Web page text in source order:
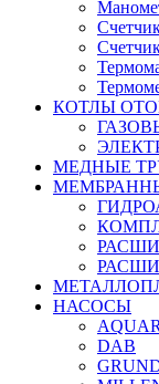
КОТЛЫ
МЕДНЫЕ
НАСОСЫ
DAB